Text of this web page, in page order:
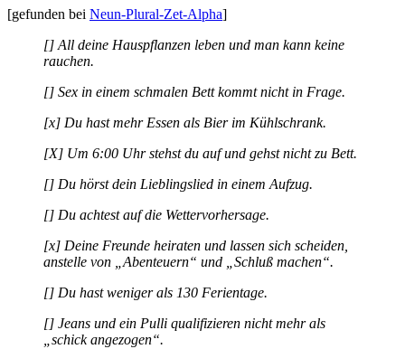
[gefunden bei Neun-Plural-Zet-Alpha]
[] All deine Hauspflanzen leben und man kann keine
rauchen.
[] Sex in einem schmalen Bett kommt nicht in Frage.
[x] Du hast mehr Essen als Bier im Kühlschrank.
[X] Um 6:00 Uhr stehst du auf und gehst nicht zu Bett.
[] Du hörst dein Lieblingslied in einem Aufzug.
[] Du achtest auf die Wettervorhersage.
[x] Deine Freunde heiraten und lassen sich scheiden,
anstelle von „Abenteuern“ und „Schluß machen“.
[] Du hast weniger als 130 Ferientage.
[] Jeans und ein Pulli qualifizieren nicht mehr als
„schick angezogen“.